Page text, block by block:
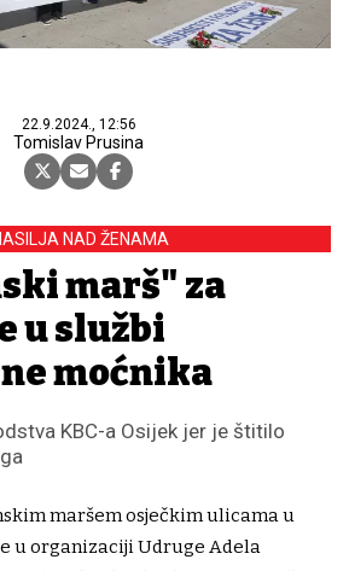
22.9.2024., 12:56
Tomislav Prusina
NAD ŽENAMA
marš" za
u službi
ne moćnika
KBC-a Osijek jer je štitilo
maršem osječkim ulicama u
u organizaciji Udruge Adela